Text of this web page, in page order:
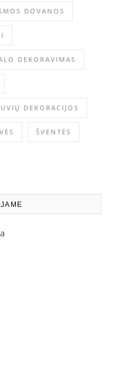
DOVANOS
DEKORAVIMAS
DEKORACIJOS
ŠVENTĖS